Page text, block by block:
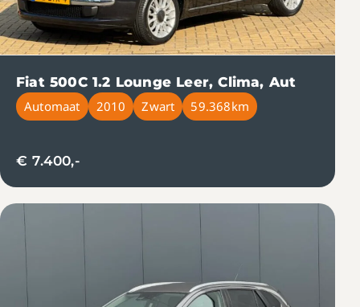
Fiat 500C 1.2 Lounge Leer, Clima, Aut
Automaat
2010 Zwart 59.368km
€ 7.400,-